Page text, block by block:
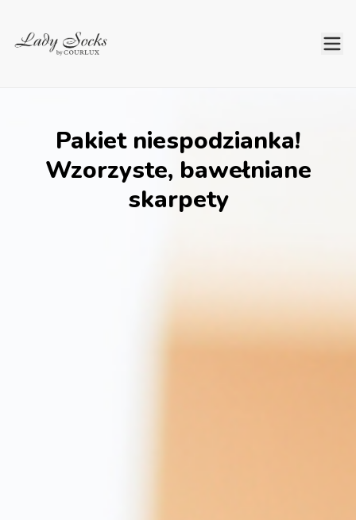
Pakiet niespodzianka!
Wzorzyste, bawełniane
skarpety